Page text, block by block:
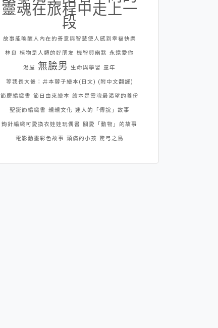
靈魂在旅程中走上一
段
故事能喚醒人內在的善意與智慧使人感到幸福快樂
林良 植物是人類的好朋友 機智與幽默 永遠愛你
湯屋 無臉男 生命與學習 童年
等我長大後：井本蓉子繪本(日文) (附中文翻譯)
節慶編織書 節日由來繪本 繪本是靈魂最渴望的養份
聖誕節編織書 親親文化 迷人的「傳說」故事
鉤針編織可愛換衣娃娃玩偶書 關愛「動物」的故事
電影動畫彩色故事 頭痛的小孩 驚弓之鳥